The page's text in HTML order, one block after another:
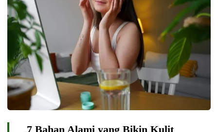
7 Bahan Alami yang Bikin Kulit